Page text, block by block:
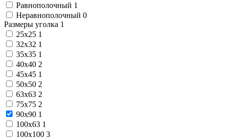
Равнополочный 1
Неравнополочный 0
Размеры уголка 1
25х25 1
32х32 1
35х35 1
40х40 2
45х45 1
50х50 2
63х63 2
75х75 2
90х90 1
100х63 1
100х100 3